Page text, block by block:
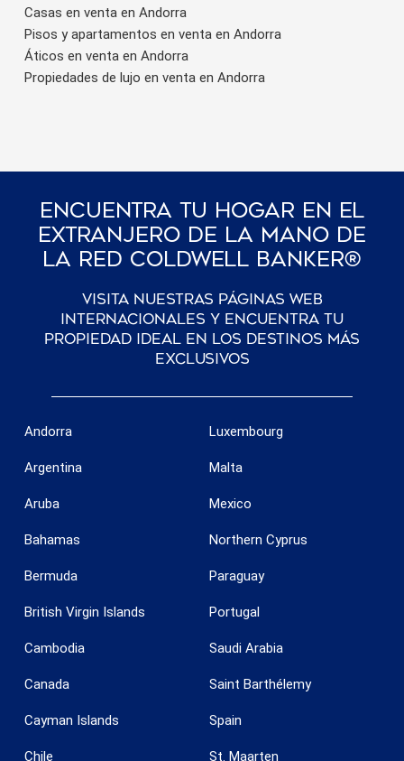
Casas en venta en Andorra
Pisos y apartamentos en venta en Andorra
Áticos en venta en Andorra
Propiedades de lujo en venta en Andorra
Encuentra Tu Hogar En El
Extranjero De La Mano De
La Red Coldwell Banker®
Visita nuestras páginas web
internacionales y encuentra tu
propiedad ideal en los destinos más
exclusivos
Andorra
Argentina
Aruba
Bahamas
Bermuda
British Virgin Islands
Cambodia
Canada
Cayman Islands
Chile
Luxembourg
Malta
Mexico
Northern Cyprus
Paraguay
Portugal
Saudi Arabia
Saint Barthélemy
Spain
St. Maarten